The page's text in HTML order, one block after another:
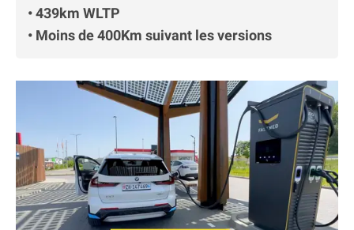
• 439km WLTP
• Moins de 400Km suivant les versions